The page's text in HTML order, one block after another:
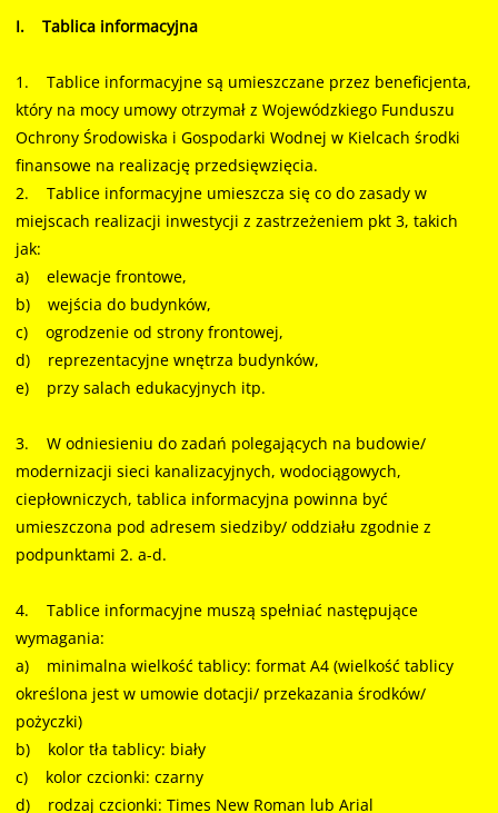
I. Tablica informacyjna
1. Tablice informacyjne są umieszczane przez beneficjenta,
który na mocy umowy otrzymał z Wojewódzkiego Funduszu
Ochrony Środowiska i Gospodarki Wodnej w Kielcach środki
finansowe na realizację przedsięwzięcia.
2. Tablice informacyjne umieszcza się co do zasady w
miejscach realizacji inwestycji z zastrzeżeniem pkt 3, takich
jak:
a) elewacje frontowe,
b) wejścia do budynków,
c) ogrodzenie od strony frontowej,
d) reprezentacyjne wnętrza budynków,
e) przy salach edukacyjnych itp.
3. W odniesieniu do zadań polegających na budowie/
modernizacji sieci kanalizacyjnych, wodociągowych,
ciepłowniczych, tablica informacyjna powinna być
umieszczona pod adresem siedziby/ oddziału zgodnie z
podpunktami 2. a-d.
4. Tablice informacyjne muszą spełniać następujące
wymagania:
a) minimalna wielkość tablicy: format A4 (wielkość tablicy
określona jest w umowie dotacji/ przekazania środków/
pożyczki)
b) kolor tła tablicy: biały
c) kolor czcionki: czarny
d) rodzaj czcionki: Times New Roman lub Arial